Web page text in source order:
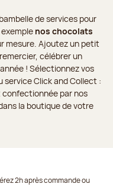
de services pour
nos chocolats
mesure. Ajoutez un petit
célébrer un
! Sélectionnez vos
Click and Collect :
par nos
la boutique de votre
2h après commande ou